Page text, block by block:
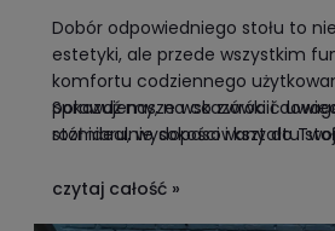
DO WNĘTRZA:
PERSONALIZACJI
Dobór odpowiedniego stołu to
estetyki, ale przede wszystkim
komfortu codziennego
pokazujemy, na co zwrócić
rozmiaru, wysokości i kształtu
Sprawdź nasze wskazówki i
stół idealnie dopasowany do
czytaj całość »